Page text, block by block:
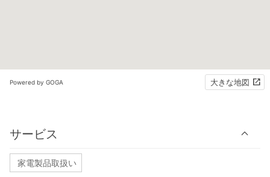
Powered by GOGA 大きな地図
サービス
家電製品取扱い